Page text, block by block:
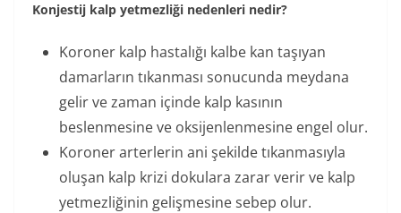
Konjestij kalp yetmezliği nedenleri nedir?
Koroner kalp hastalığı kalbe kan taşıyan
damarların tıkanması sonucunda meydana
gelir ve zaman içinde kalp kasının
beslenmesine ve oksijenlenmesine engel olur.
Koroner arterlerin ani şekilde tıkanmasıyla
oluşan kalp krizi dokulara zarar verir ve kalp
yetmezliğinin gelişmesine sebep olur.